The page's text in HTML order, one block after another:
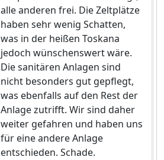
alle anderen frei. Die Zeltplätze
haben sehr wenig Schatten,
was in der heißen Toskana
jedoch wünschenswert wäre.
Die sanitären Anlagen sind
nicht besonders gut gepflegt,
was ebenfalls auf den Rest der
Anlage zutrifft. Wir sind daher
weiter gefahren und haben uns
für eine andere Anlage
entschieden. Schade.